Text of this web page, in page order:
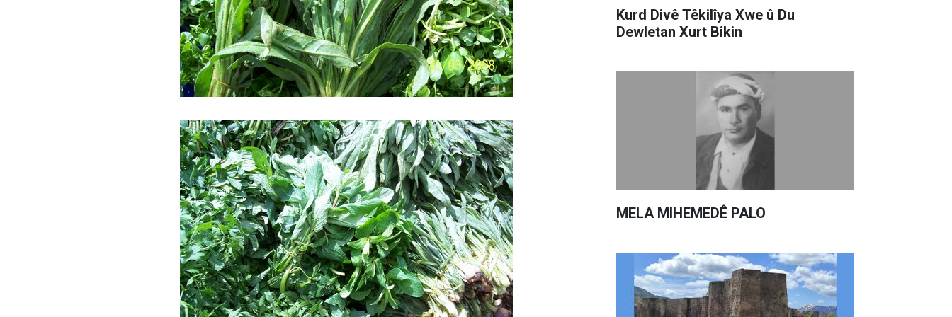
Kurd Divê Têkilîya Xwe û Du
Dewletan Xurt Bikin
MELA MIHEMEDÊ PALO